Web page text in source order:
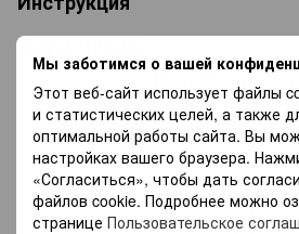
Мы заботимся о вашей
Этот веб-сайт использует файлы
и статистических целей, а также
оптимальной работы сайта. Вы
настройках вашего браузера.
«Согласиться», чтобы дать
файлов cookie. Подробнее можно
странице Пользовательское